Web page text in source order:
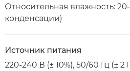
Относительная влажность:
конденсации)
Источник питания
220-240 В (± 10%), 50/60 Гц (± 2